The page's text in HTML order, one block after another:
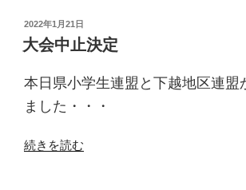
投
稿
日:
2022年1月21日
大会中止決定
本日県小学生連盟と下越地区連盟
ました・・・
“大
続きを読む